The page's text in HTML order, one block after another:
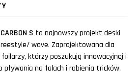
S to najnowszy projekt deski
wave. Zaprojektowana dla
którzy poszukują innowacyjnej i
pływania na falach i robienia tricków.